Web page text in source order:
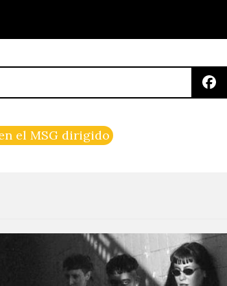
el MSG dirigido por Terry Gilliam